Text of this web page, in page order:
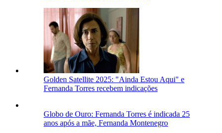
Golden Satellite 2025: "Ainda Estou Aqui" e
Fernanda Torres recebem indicações
Globo de Ouro: Fernanda Torres é indicada 25
anos após a mãe, Fernanda Montenegro